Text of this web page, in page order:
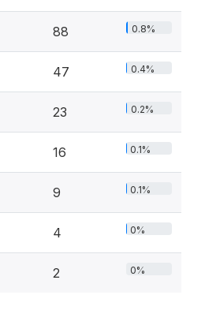
88 0.8%
47 0.4%
23 0.2%
16 0.1%
9 0.1%
4 0%
2 0%